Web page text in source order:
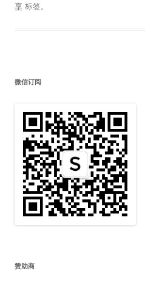
享 标签。
微信订阅
赞助商